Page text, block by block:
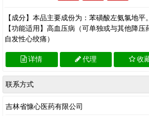
【成分】本品主要成份为：苯磺酸左氨氯地平。
【功能适用】高血压病（可单独或与其他降
自发性心绞痛）
详情 代理 收
联系方式
吉林省慷心医药有限公司